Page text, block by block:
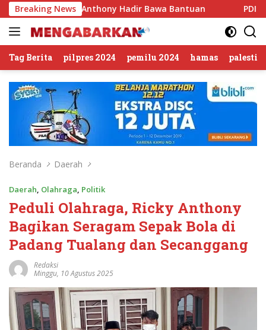
Langsung
ke
konten
Breaking News
Anthony Hadir Bawa Bantuan PDIP Somasi
Tag Berita pilpres 2024 pemilu 2024 hamas
Beranda Daerah
Daerah, Olahraga, Politik
Peduli Olahraga, Ricky Anthony
Bagikan Seragam Sepak Bola di
Padang Tualang dan Secanggang
Redaksi
Minggu, 10 Agustus 2025